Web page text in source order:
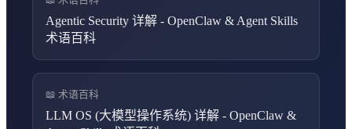
Agentic Security 详解 - OpenClaw & Agent Skills
术语百科
📖 术语百科
LLM OS (大模型操作系统) 详解 - OpenClaw &